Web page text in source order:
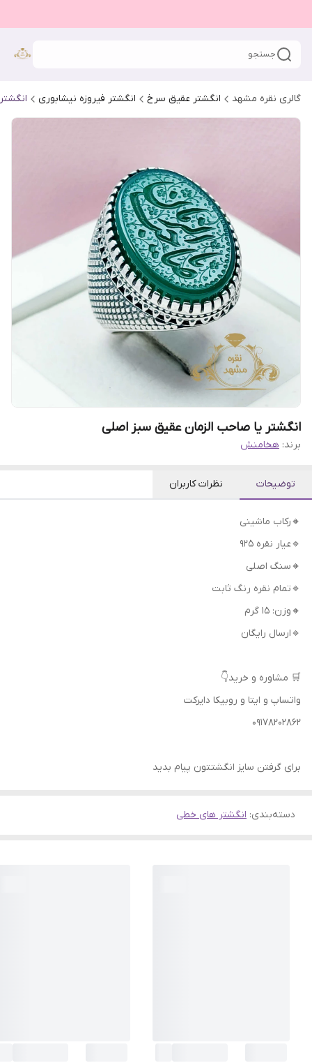
جستجو
گالری نقره مشهد انگشتر عقیق سرخ انگشتر فیروزه نیشابوری
انگشتر یا صاحب الزمان عقیق سبز اصلی
برند: هخامنش
توضیحات نظرات کاربران
🔸رکاب ماشینی
🔹عیار نقره 925
🔸سنگ اصلی
🔹تمام نقره رنگ ثابت
🔸وزن: 15 گرم
🔹ارسال رایگان
🛒 مشاوره و خرید👇
واتساپ و ایتا و روبیکا دایرکت
09178202862
برای گرفتن سایز انگشتتون پیام بدید
دسته‌بندی: انگشتر های خطی